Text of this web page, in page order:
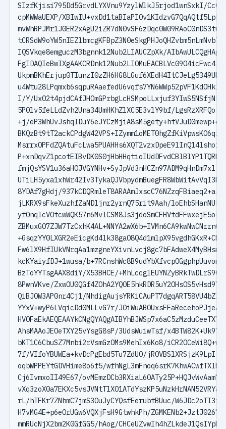
SIzfKjisi795Dd5GrvdLYXVnu9YzylWlkJ5rjod1wnSxkI/
cpMWWaUEXP/
IQSVkqe8emguczM3bgnnk12Nub2LIAUCZpXk/
I/Y/
5P0lv5feLLdZvh2Una34UmHKhZlXC5E3vlY9bf/
+j/
8YDAf7gHdj/
jLKRX9sFkeXuzhfZaNDljnr2yrnQ75rit9Aah/
kcKYaiyfDJ+1wusa/
BzToYYTsgAAX8diY/X53BHCE/
8PwnVKve/
QiBJOW3AP0nr4Cj1/
YYxV+wyP6LVqicDd0MLLvG7r/
AhsMAAoJEOeTXY25vYsgG8sP/3UdsWuiwTsf/
bKT1C6CbuSZ7Mnbi2rVsmGzOMs9MehIx6Ko8/
7f/VIfoYBUWEa+kvDcPgEbd5Tu7ZdUO/
oqbWPPEYtGDVHime8o6f5/
Cj6IvmxoII49E67/
rL/hTFKr7ZNhmC7jmS3OuJyCYQsfEerubtBUuc/
H7vMG4E+p6eOrUGw6VQXjFsH9GtwhkPh/
mmRUcNjX2bm2K0GfGG5/hAog/